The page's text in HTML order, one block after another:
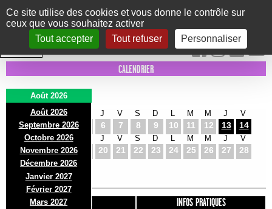
Panneau de gestion des cookies
Ce site utilise des cookies et vous donne le contrôle sur
ceux que vous souhaitez activer
Tout accepter
Tout refuser Personnaliser
Le Marni
CONCERTS DANSE/CIRQUE THÉÂTRE KIDS EXPOS EVENTS
INTRA MUROS
CALENDRIER
Août 2026
Août 2026
Septembre 2026
Octobre 2026
Novembre 2026
Décembre 2026
Janvier 2027
Février 2027
Mars 2027
D
2
L
3
M
4
J
6
V
7
S
8
D
9 10
M
11
M
12
J
13
V
14
D
16
L
17
M
18
J
20
V
21
S
22
D
23 24
M
25
M
26
J
27
V
28
D
30
L
31
PRÉSENTATION
INFOS PRATIQUES